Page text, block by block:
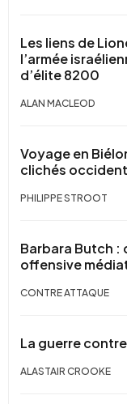
Les liens de
l’armée
d’élite 8200
ALAN MACLEOD
Voyage en
clichés
PHILIPPE STROOT
Barbara Butch :
offensive
CONTRE ATTAQUE
La guerre
ALASTAIR CROOKE